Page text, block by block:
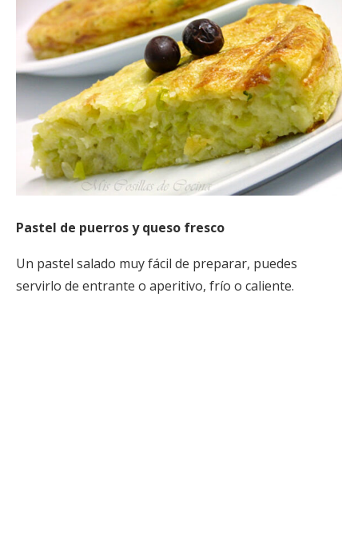
Pastel de puerros y queso fresco
Un pastel salado muy fácil de preparar, puedes
servirlo de entrante o aperitivo, frío o caliente.